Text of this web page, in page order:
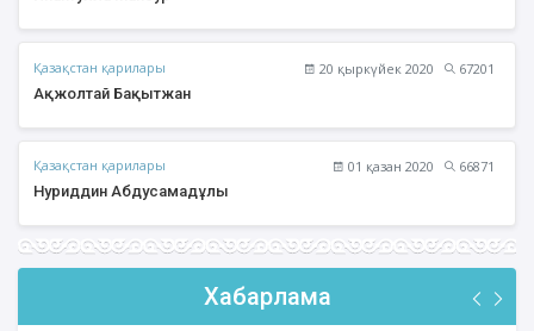
Қазақстан қарилары 20 қыркүйек 2020
67201
Ақжолтай Бақытжан
Қазақстан қарилары 01 қазан 2020
66871
Нуриддин Абдусамадұлы
Хабарлама